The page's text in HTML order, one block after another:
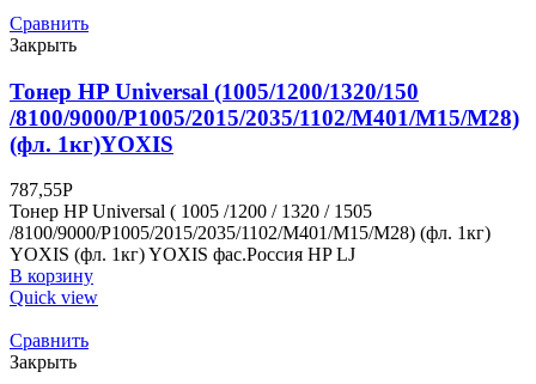
Сравнить
Закрыть
Тонер HP Universal (1005/1200/1320/150
/8100/9000/P1005/2015/2035/1102/M401/M15/M28)
(фл. 1кг)YOXIS
787,55Р
Тонер HP Universal ( 1005 /1200 / 1320 / 1505
/8100/9000/P1005/2015/2035/1102/M401/M15/M28) (фл. 1кг)
YOXIS (фл. 1кг) YOXIS фас.Россия HP LJ
В корзину
Quick view
Сравнить
Закрыть